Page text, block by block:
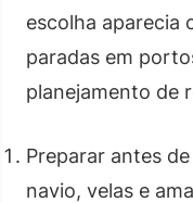
escolha aparecia
paradas em
planejamento de
Preparar antes
navio, velas e